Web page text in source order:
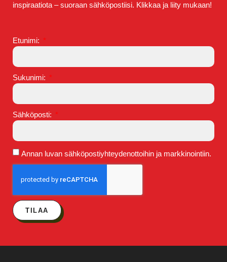
inspiraatiota – suoraan sähköpostiisi. Klikkaa ja liity mukaan!
Etunimi:
Sukunimi:
Sähköposti:
Annan luvan sähköpostiyhteydenottoihin ja markkinointiin.
TILAA